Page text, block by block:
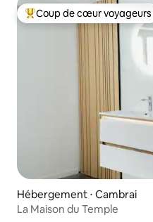
Coups de cœur voyageurs
Coup de cœur voyageurs
Hébergement ⋅ Cambrai
La Maison du Temple